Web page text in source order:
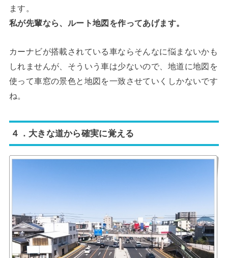
ます。
私が先輩なら、ルート地図を作ってあげます。
カーナビが搭載されている車ならそんなに悩まないかも
しれませんが、そういう車は少ないので、地道に地図を
使って車窓の景色と地図を一致させていくしかないです
ね。
４．大きな道から確実に覚える